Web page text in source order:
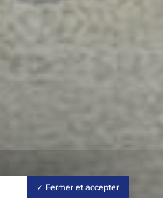
Fermer et accepter